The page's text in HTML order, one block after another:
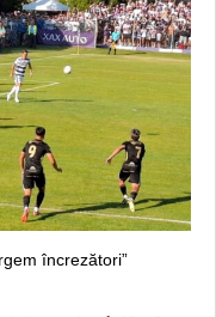
încrezători”